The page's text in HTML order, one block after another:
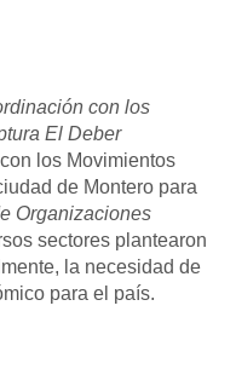
con los
El Deber
los Movimientos
de Montero para
Organizaciones
sectores plantearon
la necesidad de
para el país.